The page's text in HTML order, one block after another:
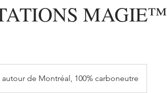
MAGIE™
autour de Montréal, 100% carboneutre